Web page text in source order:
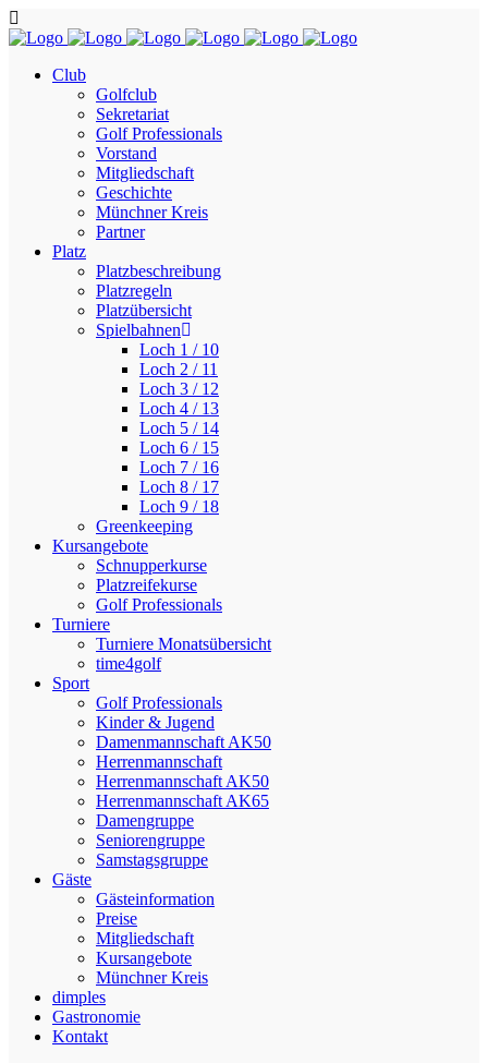
Club
Golfclub
Sekretariat
Golf Professionals
Vorstand
Mitgliedschaft
Geschichte
Münchner Kreis
Partner
Platz
Platzbeschreibung
Platzregeln
Platzübersicht
Spielbahnen
Loch 1 / 10
Loch 2 / 11
Loch 3 / 12
Loch 4 / 13
Loch 5 / 14
Loch 6 / 15
Loch 7 / 16
Loch 8 / 17
Loch 9 / 18
Greenkeeping
Kursangebote
Schnupperkurse
Platzreifekurse
Golf Professionals
Turniere
Turniere Monatsübersicht
time4golf
Sport
Golf Professionals
Kinder & Jugend
Damenmannschaft AK50
Herrenmannschaft
Herrenmannschaft AK50
Herrenmannschaft AK65
Damengruppe
Seniorengruppe
Samstagsgruppe
Gäste
Gästeinformation
Preise
Mitgliedschaft
Kursangebote
Münchner Kreis
dimples
Gastronomie
Kontakt